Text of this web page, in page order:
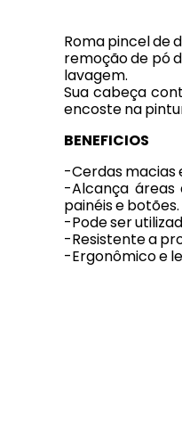
Roma pincel de
remoção de pó
lavagem.
Sua cabeça
encoste na
BENEFICIOS
-Cerdas macias
-Alcança áreas
painéis e botões.
-Pode ser
-Resistente a
-Ergonômico e